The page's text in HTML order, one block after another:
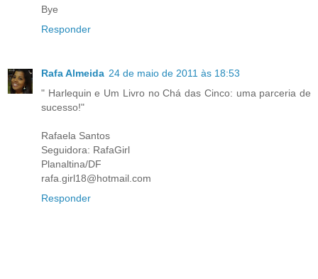
Bye
Responder
Rafa Almeida 24 de maio de 2011 às 18:53
" Harlequin e Um Livro no Chá das Cinco: uma parceria de
sucesso!"
Rafaela Santos
Seguidora: RafaGirl
Planaltina/DF
rafa.girl18@hotmail.com
Responder